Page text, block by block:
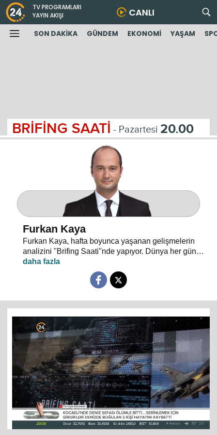
TV PROGRAMLARI
YAYIN AKIŞI
CANLI
SON DAKİKA GÜNDEM EKONOMİ YAŞAM
BRİFİNG SAATİ - Pazartesi 20.00
Furkan Kaya
Furkan Kaya, hafta boyunca yaşanan gelişmelerin
analizini "Brifing Saati"nde yapıyor. Dünya her gün
yeni olaylarla şekilleniyor. Gündem yoğun, akış hızlı...
Siyasi gelişmeler, dış politika, uluslararası güvenlik,
terörle mücadele ve gündeme dair herşey
cevapları "Brifing Saati"nde aranıyor. Brifing Saati,
izleyicileriyle buluşuyor…